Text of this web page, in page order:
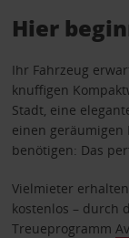
Hier
Ihr Fahrzeug
knuffigen
Stadt, eine
einen
benötigen: Das
Vielmieter
kostenlos – durch
Treueprogramm